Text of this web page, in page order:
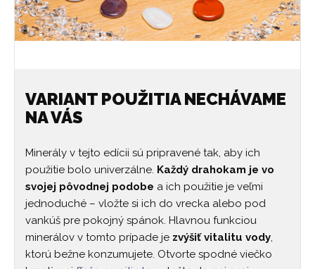
VARIANT POUŽITIA NECHÁVAME
NA VÁS
Minerály v tejto edícii sú pripravené tak, aby ich
použitie bolo univerzálne. Každý drahokam je vo
svojej pôvodnej podobe a ich použitie je veľmi
jednoduché – vložte si ich do vrecka alebo pod
vankúš pre pokojný spánok. Hlavnou funkciou
minerálov v tomto prípade je zvýšiť vitalitu vody,
ktorú bežne konzumujete. Otvorte spodné viečko